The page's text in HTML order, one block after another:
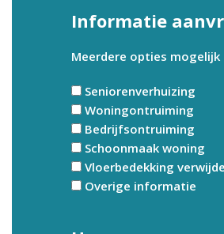
Informatie
Meerdere opties mogelijk
Seniorenverhuizing
Woningontruiming
Bedrijfsontruiming
Schoonmaak woning
Vloerbedekking
Overige informatie